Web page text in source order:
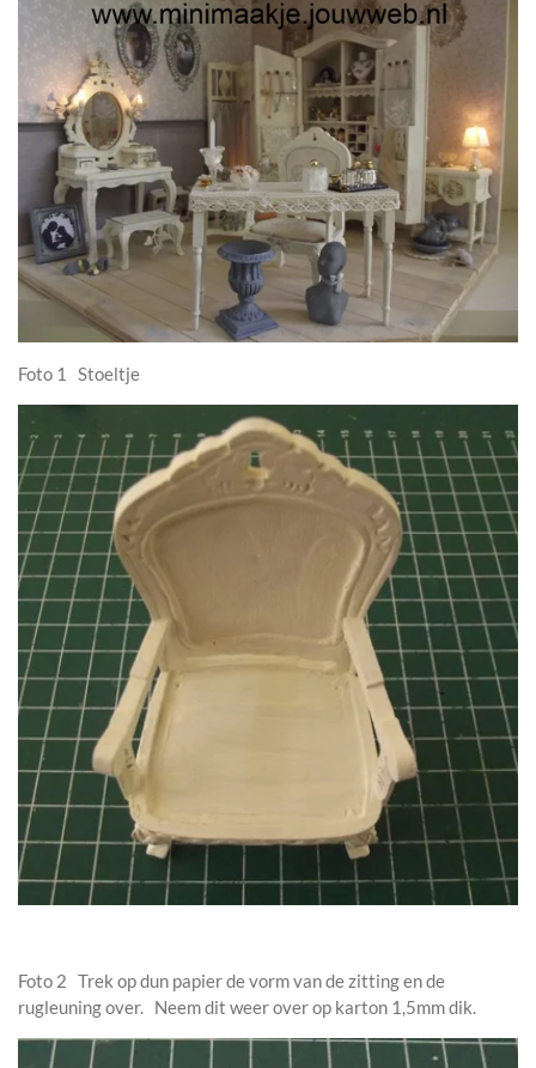
Foto 1 Stoeltje
Foto 2 Trek op dun papier de vorm van de zitting en de
rugleuning over. Neem dit weer over op karton 1,5mm dik.